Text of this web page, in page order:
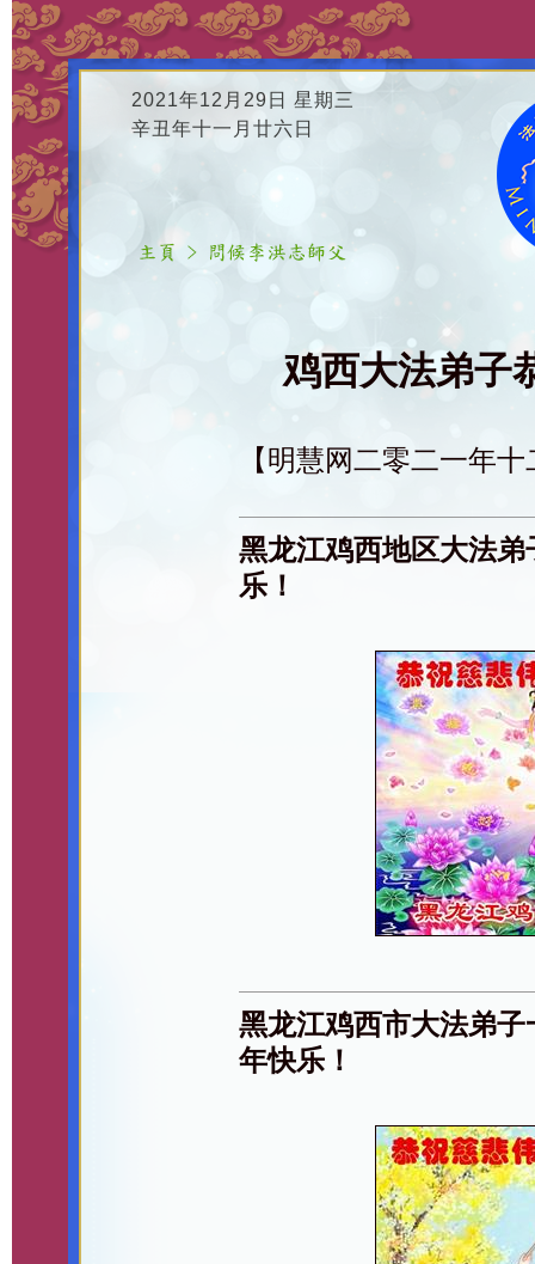
2021年12月29日 星期三
辛丑年十一月廿六日
鸡西大法弟子
【明慧网二零二一年
黑龙江鸡西地区大法
乐！
黑龙江鸡西市大法弟
年快乐！